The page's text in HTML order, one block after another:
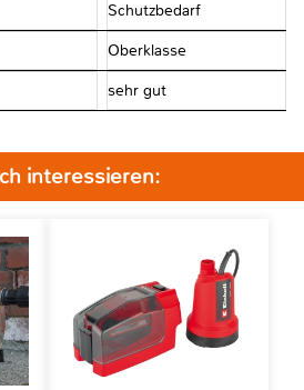
Schutzbedarf
Oberklasse
sehr gut
interessieren: